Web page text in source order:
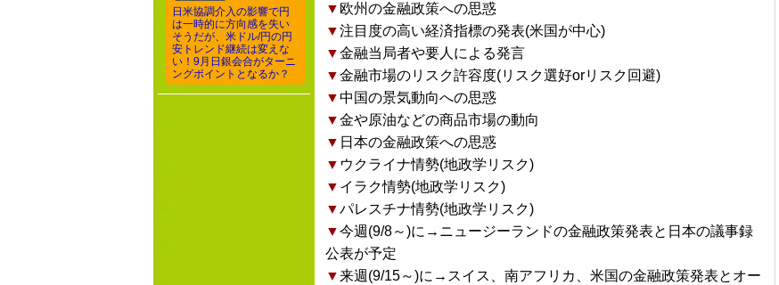
▼ 欧州の金融政策への思惑
▼注目度の高い経済指標の発表(米国が中心)
▼金融当局者や要人による発言
▼金融市場のリスク許容度(リスク選好orリスク回避)
▼中国の景気動向への思惑
▼金や原油などの商品市場の動向
▼ 日本の金融政策への思惑
▼ ウクライナ情勢(地政学リスク)
▼ イラク情勢(地政学リスク)
▼パレスチナ情勢(地政学リスク)
▼今週(9/8～)に→ニュージーランドの金融政策発表と日本の議事録
公表が予定
▼来週(9/15～)に→スイス、南アフリカ、米国の金融政策発表とオー
日米協調介入の影響で円
は一時的に方向感を失い
そうだが、米ドル/円の円
安トレンド継続は変えな
い！9月日銀会合がターニ
ングポイントとなるか？